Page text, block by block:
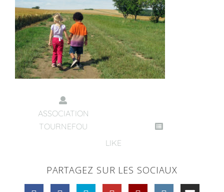
ASSOCIATION
TOURNEFOU
LIKE
PARTAGEZ SUR LES SOCIAUX